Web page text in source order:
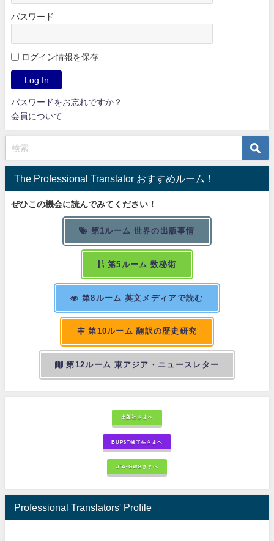
パスワード
ログイン情報を保存
パスワードをお忘れですか？
会員について
The Professional Translator おすすめルーム！
ぜひこの機会に読んでみてください！
第1ルーム 世界の出版事情
第5ルーム 数秘術
第8ルーム 英文メディアで読む
第10ルーム 翻訳の歴史研究
第12ルーム 東アジア・ニュースレター
出版社さまへ
BUPST修了生さまへ
JTA-GWGさまへ
Professional Translators' Profile